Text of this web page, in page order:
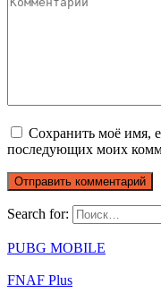
Сохранить моё имя,
последующих моих
Search for:
PUBG MOBILE
FNAF Plus